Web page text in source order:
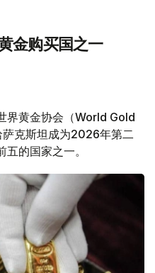
金购买国之一
界黄金协会（World Gold
克斯坦成为2026年第二
的国家之一。